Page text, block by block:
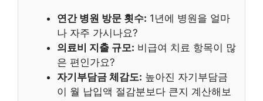
연간 병원 방문 횟수: 1년에 병원을 얼마
나 자주 가시나요?
의료비 지출 규모: 비급여 치료 항목이 많
은 편인가요?
자기부담금 체감도: 높아진 자기부담금
이 월 납입액 절감분보다 큰지 계산해보